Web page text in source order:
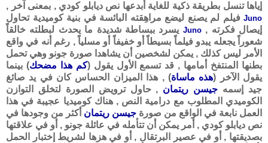
إياها تنسل بطريقة ذكية للغاية أبدعها نص ديابلو كودي , بمعنى آخر ,
Juno فيلم لم يصنع ليضع مراهِقته البائسة في بنية كوميدية تحاول
إيصال فكرته ,Juno يسرد ببساطة شديدة ما يحدث لبطلته خالقاً
شعوراً يجعله يبدو فيلماً بسيطاً أو خفيفاً أو مسلياً , رغم أنه في واقع
الأمر ليس كذلك , يمكن لشخصين أن يشاهدا صورة جونو وهي تحمل
بطنها المنتفخ أمامها , قد تسمع الأول يقول (كم هذا مضحك) بينما
يقول الآخر (هذه ماساة) , هذا الميزان الحساس كان في يد صائغ
جيد إسمه جيسن ريتمان , حاول ترويض الصورة لتخلق التوازن
الكوميدي المطلوب مع درامية النص , هناك كوميديا عجيبة في هذا
العمل نابعة في الواقع من صورة جيسن ريتمان أكثر من وجودها في
نص ديابلو كودي , أمر يمكن أن تتأمله في عائلة جونو , أو في علاقتها
بصديقتها , أو في عصير البرتقال , أو في هزها لشريط إختبار الحمل